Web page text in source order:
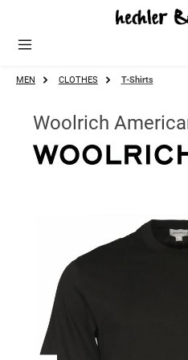
Zum Hauptinhalt springen
MEN CLOTHES T-Shirts
Woolrich